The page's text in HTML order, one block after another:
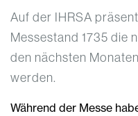
Auf der IHRSA
Messestand 1735 die
den nächsten
werden.
Während der Messe